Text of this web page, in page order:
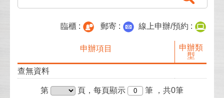
臨櫃 : 郵寄 : 線上申辦/預約 :
申辦項目
申辦類
型
查無資料
第 頁，每頁顯示 筆 ，共0筆